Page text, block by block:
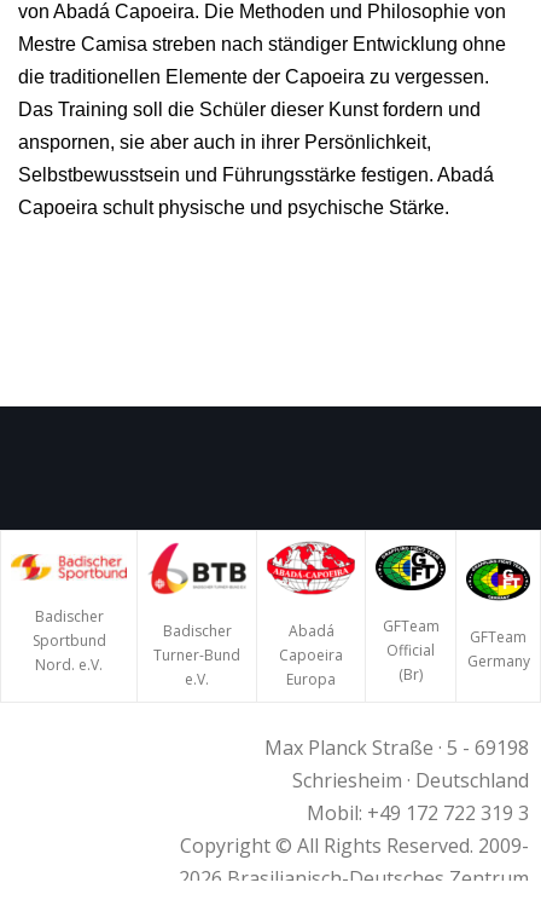
von Abadá Capoeira. Die Methoden und Philosophie von
Mestre Camisa streben nach ständiger Entwicklung ohne
die traditionellen Elemente der Capoeira zu vergessen.
Das Training soll die Schüler dieser Kunst fordern und
anspornen, sie aber auch in ihrer Persönlichkeit,
Selbstbewusstsein und Führungsstärke festigen. Abadá
Capoeira schult physische und psychische Stärke.
Badischer
Sportbund
Nord. e.V.
Badischer
Turner-Bund
e.V.
Abadá
Capoeira
Europa
GFTeam
Official
(Br)
GFTeam
Germany
Max Planck Straße · 5 - 69198
Schriesheim · Deutschland
Mobil: +49 172 722 319 3
Copyright © All Rights Reserved. 2009-
2026 Brasilianisch-Deutsches Zentrum